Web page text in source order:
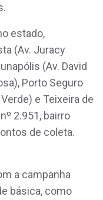
estado,
(Av. Juracy
(Av. David
Porto Seguro
e Teixeira de
2.951, bairro
de coleta.
a campanha
básica, como